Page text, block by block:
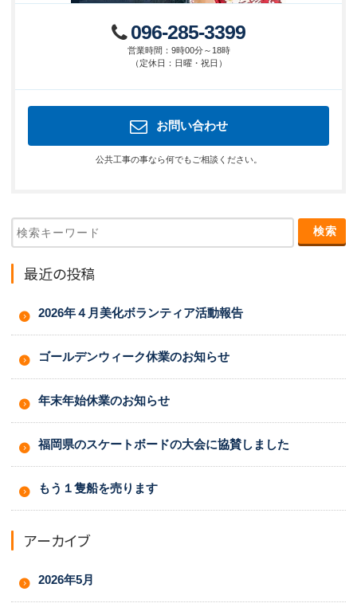
096-285-3399
営業時間 ： 9時00分～18時
（ 定休日 ： 日曜・祝日 ）
お問い合わせ
公共工事の事なら何でもご相談ください。
最近の投稿
2026年４月美化ボランティア活動報告
ゴールデンウィーク休業のお知らせ
年末年始休業のお知らせ
福岡県のスケートボードの大会に協賛しました
もう１隻船を売ります
アーカイブ
2026年5月